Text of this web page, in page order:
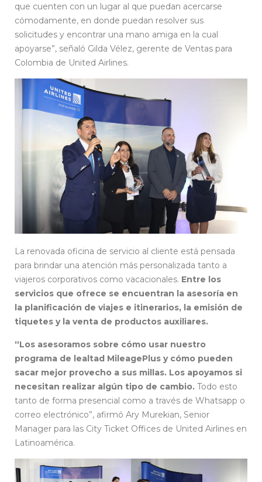
que cuenten con un lugar al que puedan acercarse
cómodamente, en donde puedan resolver sus
solicitudes y encontrar una mano amiga en la cual
apoyarse”, señaló Gilda Vélez, gerente de Ventas para
Colombia de United Airlines.
La renovada oficina de servicio al cliente está pensada
para brindar una atención más personalizada tanto a
viajeros corporativos como vacacionales. Entre los
servicios que ofrece se encuentran la asesoría en
la planificación de viajes e itinerarios, la emisión de
tiquetes y la venta de productos auxiliares.
“Los asesoramos sobre cómo usar nuestro
programa de lealtad MileagePlus y cómo pueden
sacar mejor provecho a sus millas. Los apoyamos si
necesitan realizar algún tipo de cambio. Todo esto
tanto de forma presencial como a través de Whatsapp o
correo electrónico”, afirmó Ary Murekian, Senior
Manager para las City Ticket Offices de United Airlines en
Latinoamérica.